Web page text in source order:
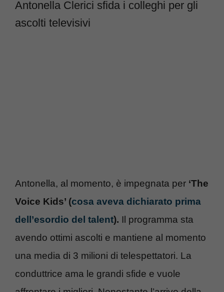
Antonella Clerici sfida i colleghi per gli
ascolti televisivi
Antonella, al momento, è impegnata per ‘The
Voice Kids’ (cosa aveva dichiarato prima
dell’esordio del talent). Il programma sta
avendo ottimi ascolti e mantiene al momento
una media di 3 milioni di telespettatori. La
conduttrice ama le grandi sfide e vuole